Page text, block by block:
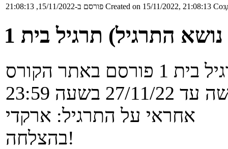
פורסם ב-15/11/2022, 21:08:13 Created on 15/11/2022, 21:08:13
22 בשעה 23:59
אחראי על התרגיל: ארקדי
בהצלחה!